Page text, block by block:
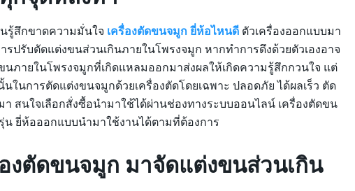
รู้สึกขาดความมั่นใจ เครื่องตัดขนจมูก ยี่ห้อไหนดี ตัวเครื่องออกแบบมา
ปรับตัดแต่งขนส่วนเกินภายในโพรงจมูก หากทำการดึงด้วยตัวเองอาจ
นภายในโพรงจมูกที่เกิดแหลมออกมาส่งผลให้เกิดความรู้สึกกวนใจ แต่
ในการตัดแต่งขนจมูกด้วยเครื่องตัดโดยเฉพาะ ปลอดภัย ได้ผลเร็ว ตัด
สนใจเลือกสั่งซื้อนำมาใช้ได้ผ่านช่องทางระบบออนไลน์ เครื่องตัดขน
ยี่ห้อออกแบบนำมาใช้งานได้ตามที่ต้องการ
งตัดขนจมูก มาจัดแต่งขนส่วนเกิน